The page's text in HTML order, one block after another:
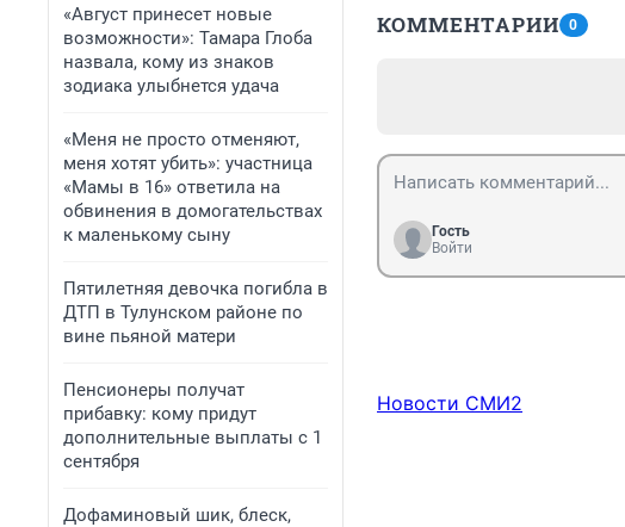
«Август принесет новые
возможности»: Тамара Глоба
назвала, кому из знаков
зодиака улыбнется удача
«Меня не просто отменяют,
меня хотят убить»: участница
«Мамы в 16» ответила на
обвинения в домогательствах
к маленькому сыну
Пятилетняя девочка погибла в
ДТП в Тулунском районе по
вине пьяной матери
Пенсионеры получат
прибавку: кому придут
дополнительные выплаты с 1
сентября
Дофаминовый шик, блеск,
КОММЕНТАРИИ 0
Гость
Войти
Новости СМИ2